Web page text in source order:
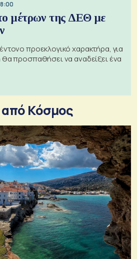
μέτρων της ΔΕΘ με
προεκλογικό χαρακτήρα, για
θα προσπαθήσει να αναδείξει ένα
Κόσμος